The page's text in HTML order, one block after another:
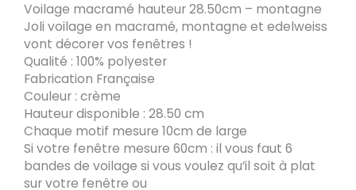
Voilage macramé hauteur 28.50cm – montagne
Joli voilage en macramé, montagne et edelweiss
vont décorer vos fenêtres !
Qualité : 100% polyester
Fabrication Française
Couleur : crème
Hauteur disponible : 28.50 cm
Chaque motif mesure 10cm de large
Si votre fenêtre mesure 60cm : il vous faut 6
bandes de voilage si vous voulez qu’il soit à plat
sur votre fenêtre ou